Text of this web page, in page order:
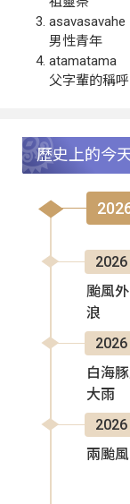
asavasavahe
男性青年
atamatama
父字輩的稱呼
歷史上的今
2026
颱風
浪
2026
白海
大雨
2026
兩颱